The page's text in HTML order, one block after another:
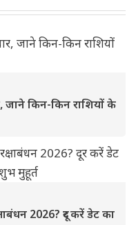
जाने किन-किन राशियों के
2026? दूर करें डेट का